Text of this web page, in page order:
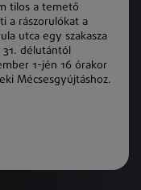
tilos a temető
a rászorulókat a
utca egy szakasza
délutántól
1-jén 16 órakor
Mécsesgyújtáshoz.